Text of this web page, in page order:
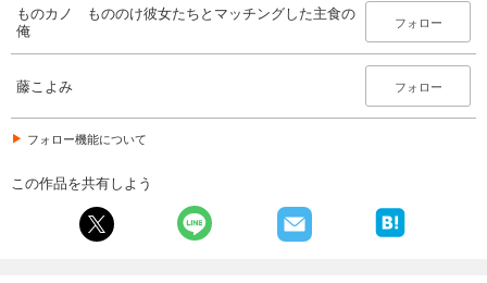
ものカノ もののけ彼女たちとマッチングした主食の
俺
フォロー
藤こよみ フォロー
フォロー機能について
この作品を共有しよう